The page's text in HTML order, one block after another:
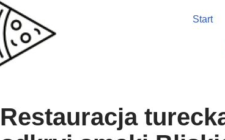
Start
Restauracja